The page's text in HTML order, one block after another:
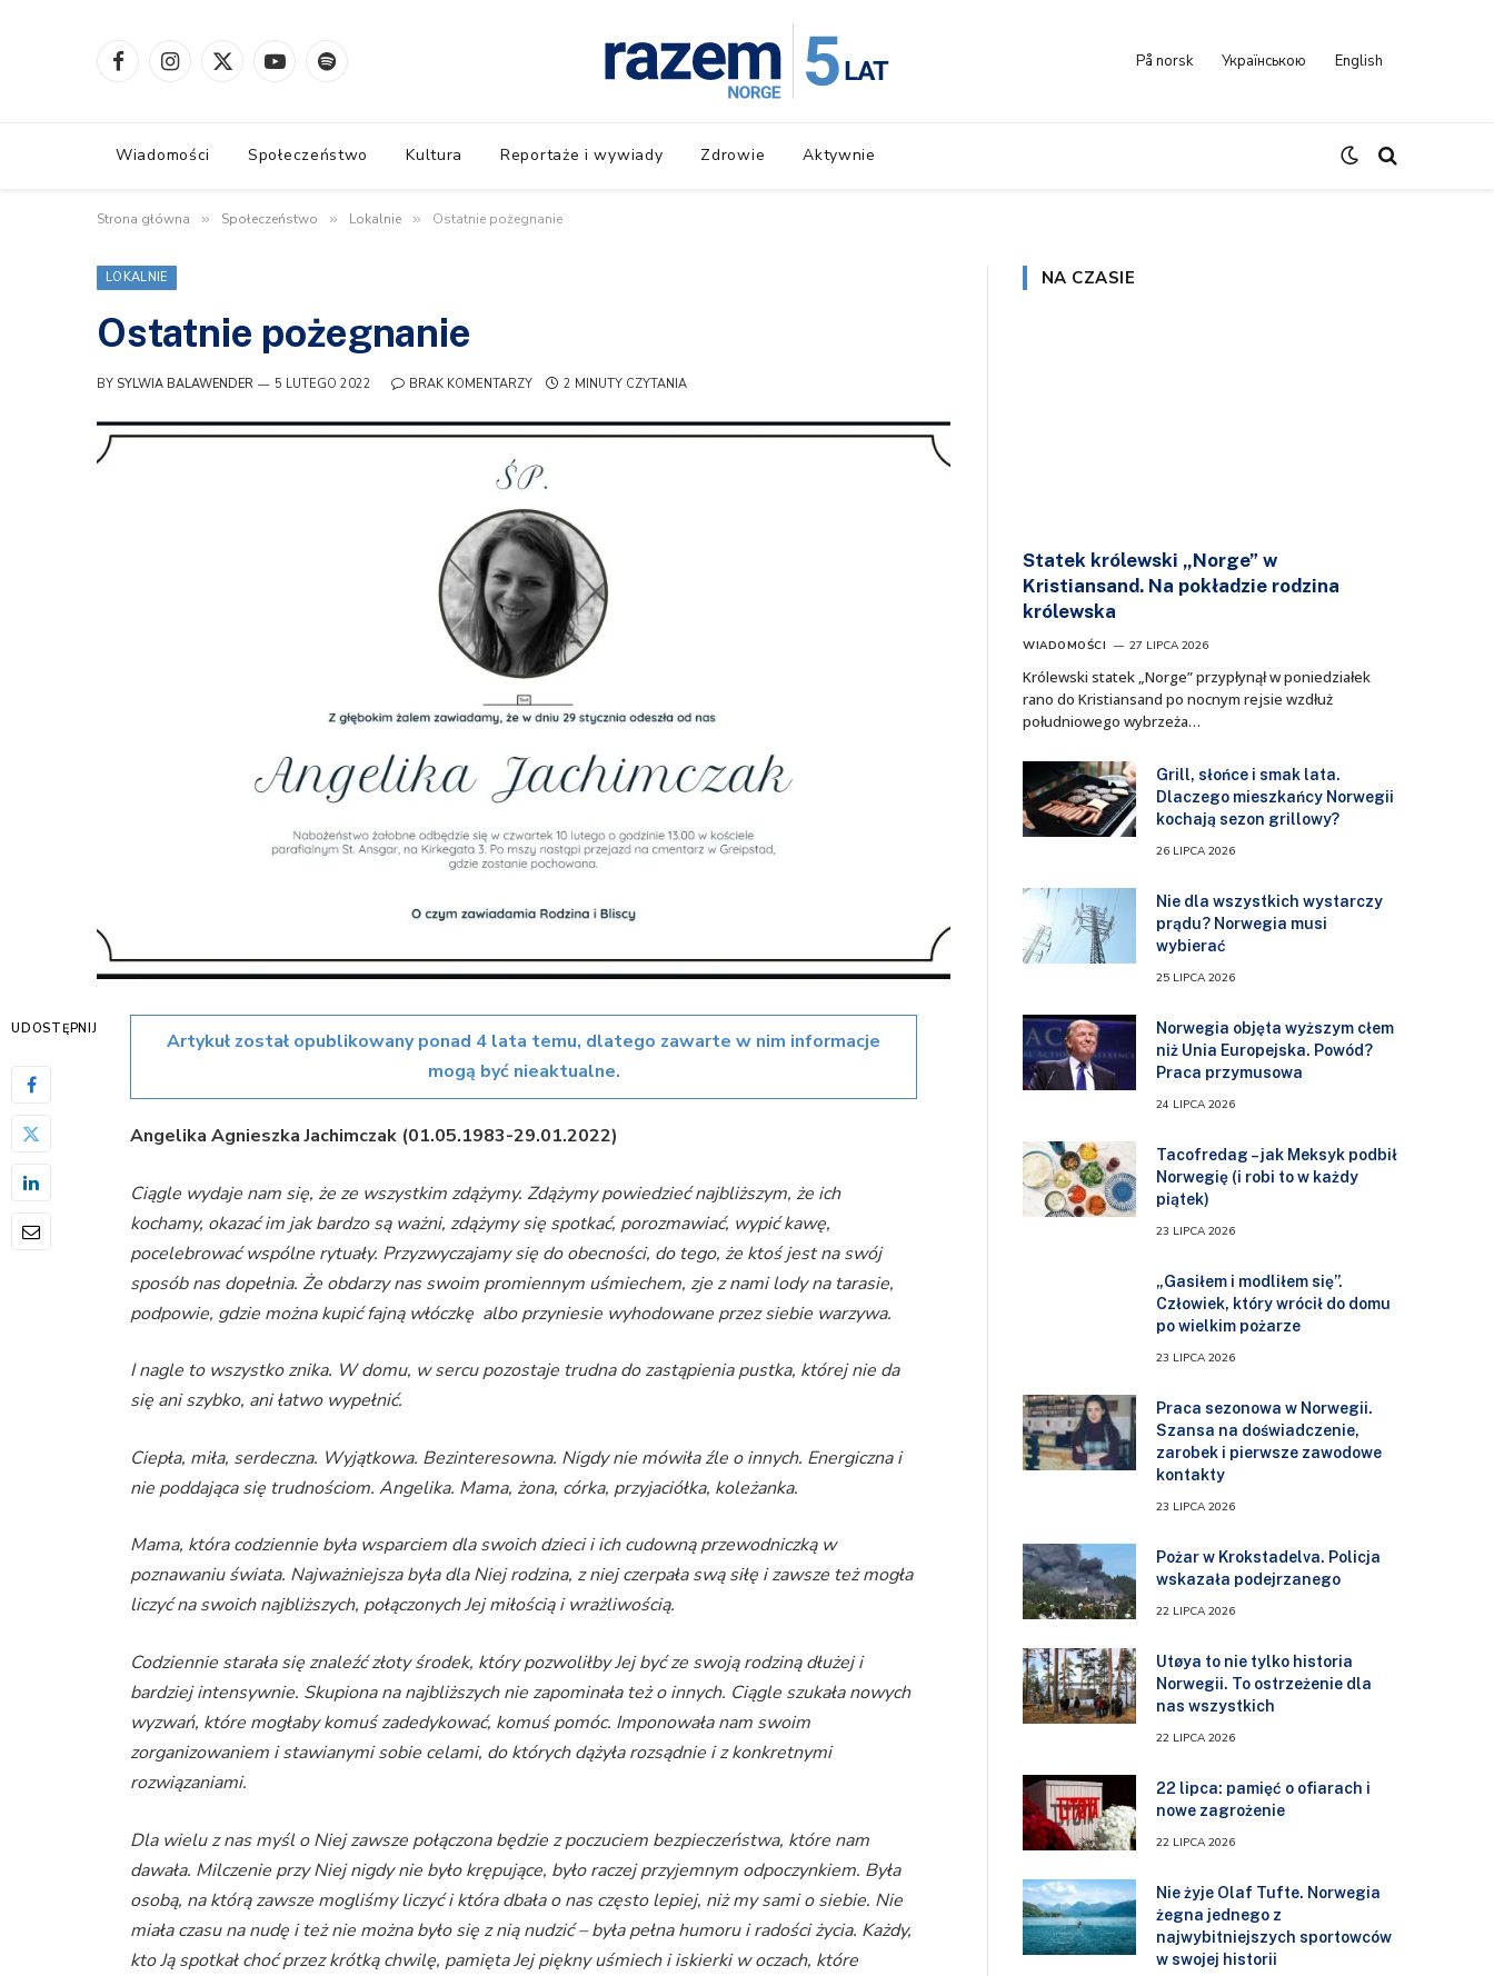
FacebookInstagram
X
YouTubeSpotify På norsk Українською English
Wiadomości Społeczeństwo Kultura Reportaże i wywiady Zdrowie Aktywnie
Strona główna » Społeczeństwo » Lokalnie » Ostatnie pożegnanie
LOKALNIE
Ostatnie pożegnanie
BY SYLWIA BALAWENDER 5 LUTEGO 2022 BRAK KOMENTARZY 2 MINUTY CZYTANIA
UDOSTĘPNIJ
Artykuł został opublikowany ponad 4 lata temu, dlatego zawarte w nim informacje
mogą być nieaktualne.
Angelika Agnieszka Jachimczak (01.05.1983-29.01.2022)
Ciągle wydaje nam się, że ze wszystkim zdążymy. Zdążymy powiedzieć najbliższym, że ich
kochamy, okazać im jak bardzo są ważni, zdążymy się spotkać, porozmawiać, wypić kawę,
pocelebrować wspólne rytuały. Przyzwyczajamy się do obecności, do tego, że ktoś jest na swój
sposób nas dopełnia. Że obdarzy nas swoim promiennym uśmiechem, zje z nami lody na tarasie,
podpowie, gdzie można kupić fajną włóczkę albo przyniesie wyhodowane przez siebie warzywa.
I nagle to wszystko znika. W domu, w sercu pozostaje trudna do zastąpienia pustka, której nie da
się ani szybko, ani łatwo wypełnić.
Ciepła, miła, serdeczna. Wyjątkowa. Bezinteresowna. Nigdy nie mówiła źle o innych. Energiczna i
nie poddająca się trudnościom. Angelika. Mama, żona, córka, przyjaciółka, koleżanka.
Mama, która codziennie była wsparciem dla swoich dzieci i ich cudowną przewodniczką w
poznawaniu świata. Najważniejsza była dla Niej rodzina, z niej czerpała swą siłę i zawsze też mogła
liczyć na swoich najbliższych, połączonych Jej miłością i wrażliwością.
Codziennie starała się znaleźć złoty środek, który pozwoliłby Jej być ze swoją rodziną dłużej i
bardziej intensywnie. Skupiona na najbliższych nie zapominała też o innych. Ciągle szukała nowych
wyzwań, które mogłaby komuś zadedykować, komuś pomóc. Imponowała nam swoim
zorganizowaniem i stawianymi sobie celami, do których dążyła rozsądnie i z konkretnymi
rozwiązaniami.
Dla wielu z nas myśl o Niej zawsze połączona będzie z poczuciem bezpieczeństwa, które nam
dawała. Milczenie przy Niej nigdy nie było krępujące, było raczej przyjemnym odpoczynkiem. Była
osobą, na którą zawsze mogliśmy liczyć i która dbała o nas często lepiej, niż my sami o siebie. Nie
miała czasu na nudę i też nie można było się z nią nudzić – była pełna humoru i radości życia. Każdy,
kto Ją spotkał choć przez krótką chwilę, pamięta Jej piękny uśmiech i iskierki w oczach, które
NA CZASIE
Statek królewski „Norge” w
Kristiansand. Na pokładzie rodzina
królewska
WIADOMOŚCI 27 LIPCA 2026
Królewski statek „Norge” przypłynął w poniedziałek
rano do Kristiansand po nocnym rejsie wzdłuż
południowego wybrzeża…
Grill, słońce i smak lata.
Dlaczego mieszkańcy Norwegii
kochają sezon grillowy?
26 LIPCA 2026
Nie dla wszystkich wystarczy
prądu? Norwegia musi
wybierać
25 LIPCA 2026
Norwegia objęta wyższym cłem
niż Unia Europejska. Powód?
Praca przymusowa
24 LIPCA 2026
Tacofredag – jak Meksyk podbił
Norwegię (i robi to w każdy
piątek)
23 LIPCA 2026
„Gasiłem i modliłem się”.
Człowiek, który wrócił do domu
po wielkim pożarze
23 LIPCA 2026
Praca sezonowa w Norwegii.
Szansa na doświadczenie,
zarobek i pierwsze zawodowe
kontakty
23 LIPCA 2026
Pożar w Krokstadelva. Policja
wskazała podejrzanego
22 LIPCA 2026
Utøya to nie tylko historia
Norwegii. To ostrzeżenie dla
nas wszystkich
22 LIPCA 2026
22 lipca: pamięć o ofiarach i
nowe zagrożenie
22 LIPCA 2026
Nie żyje Olaf Tufte. Norwegia
żegna jednego z
najwybitniejszych sportowców
w swojej historii